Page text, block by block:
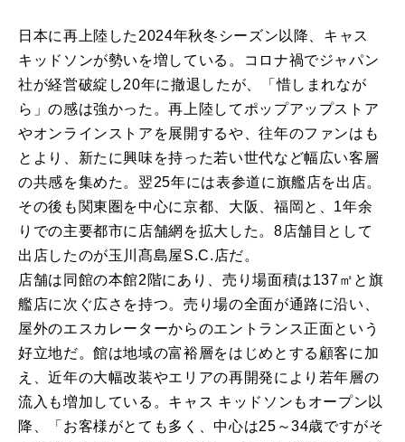
日本に再上陸した2024年秋冬シーズン以降、キャス
キッドソンが勢いを増している。コロナ禍でジャパン
社が経営破綻し20年に撤退したが、「惜しまれなが
ら」の感は強かった。再上陸してポップアップストア
やオンラインストアを展開するや、往年のファンはも
とより、新たに興味を持った若い世代など幅広い客層
の共感を集めた。翌25年には表参道に旗艦店を出店。
その後も関東圏を中心に京都、大阪、福岡と、1年余
りでの主要都市に店舗網を拡大した。8店舗目として
出店したのが玉川髙島屋S.C.店だ。
店舗は同館の本館2階にあり、売り場面積は137㎡と旗
艦店に次ぐ広さを持つ。売り場の全面が通路に沿い、
屋外のエスカレーターからのエントランス正面という
好立地だ。館は地域の富裕層をはじめとする顧客に加
え、近年の大幅改装やエリアの再開発により若年層の
流入も増加している。キャス キッドソンもオープン以
降、「お客様がとても多く、中心は25～34歳ですがそ